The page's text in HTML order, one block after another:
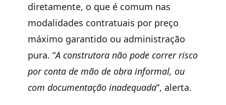
diretamente, o que é comum nas
modalidades contratuais por preço
máximo garantido ou administração
pura. “A construtora não pode correr risco
por conta de mão de obra informal, ou
com documentação inadequada”, alerta.